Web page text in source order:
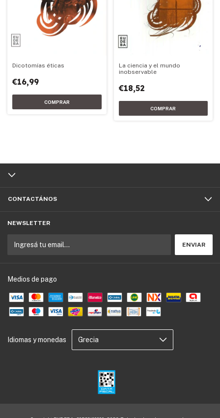
Dicotomías éticas
€16,99
La ciencia y el mundo
inobservable
€18,52
CONTACTÁNOS
NEWSLETTER
Medios de pago
Idiomas y monedas